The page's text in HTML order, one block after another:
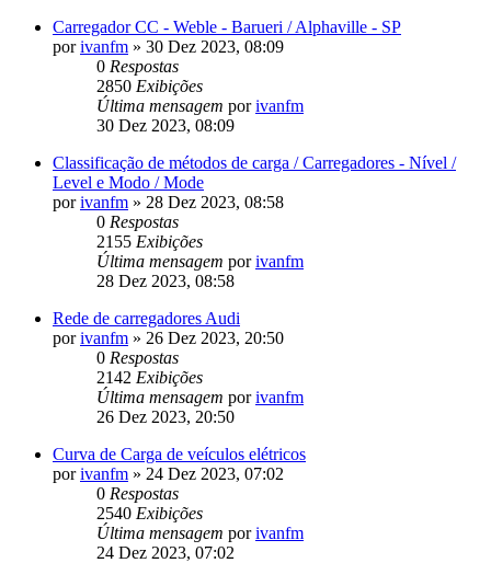
Carregador CC - Weble - Barueri / Alphaville - SP
porivanfm » 30 Dez 2023, 08:09
0 Respostas
2850 Exibições
Última mensagem porivanfm
30 Dez 2023, 08:09
Classificação de métodos de carga / Carregadores - Nível /
Level e Modo / Mode
porivanfm » 28 Dez 2023, 08:58
0 Respostas
2155 Exibições
Última mensagem porivanfm
28 Dez 2023, 08:58
Rede de carregadores Audi
porivanfm » 26 Dez 2023, 20:50
0 Respostas
2142 Exibições
Última mensagem porivanfm
26 Dez 2023, 20:50
Curva de Carga de veículos elétricos
porivanfm » 24 Dez 2023, 07:02
0 Respostas
2540 Exibições
Última mensagem porivanfm
24 Dez 2023, 07:02